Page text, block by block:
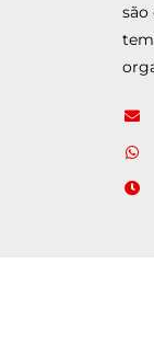
são